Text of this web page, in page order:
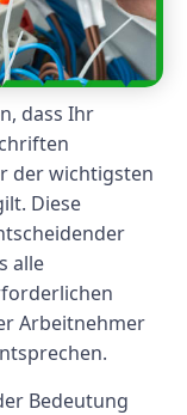
dass Ihr
der wichtigsten
Diese
alle
Arbeitnehmer
Bedeutung